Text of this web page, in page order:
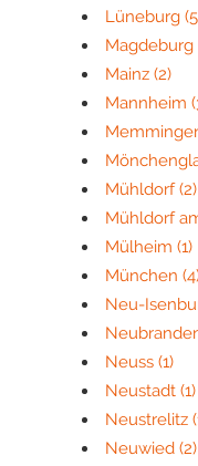
Lüneburg
Magdeburg
Mainz (2)
Mannheim
Mühldorf(2)
Mühldorf
Mülheim (1)
München
Neu-
Neuss (1)
Neustadt (1)
Neustrelitz
Neuwied (2)